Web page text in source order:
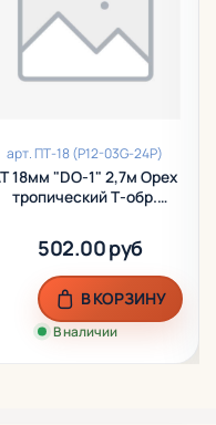
арт.ПТ-18 (P12-03G-24P)
18мм "DO-1" 2,7м Орех
тропический Т-обр.
502.00 руб
В наличии
В КОРЗИНУ